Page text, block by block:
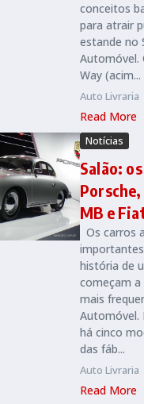
conceitos
para atrair
estande no
Automóvel.
Way (acim...
Auto Livraria
Read More
Notícias
Salão:
MB e
Os carros
história de
começam a
mais
Automóvel.
há cinco
das fáb...
Auto Livraria
Read More